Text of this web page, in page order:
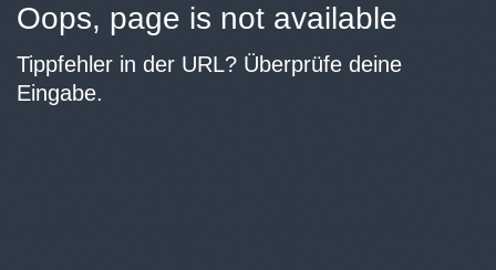
Oops, page is not available
Tippfehler in der URL? Überprüfe deine
Eingabe.